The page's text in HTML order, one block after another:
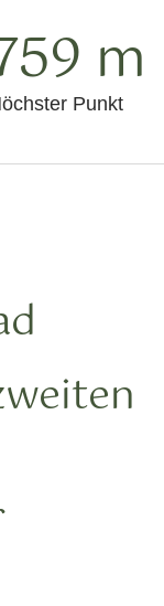
Punkt
m